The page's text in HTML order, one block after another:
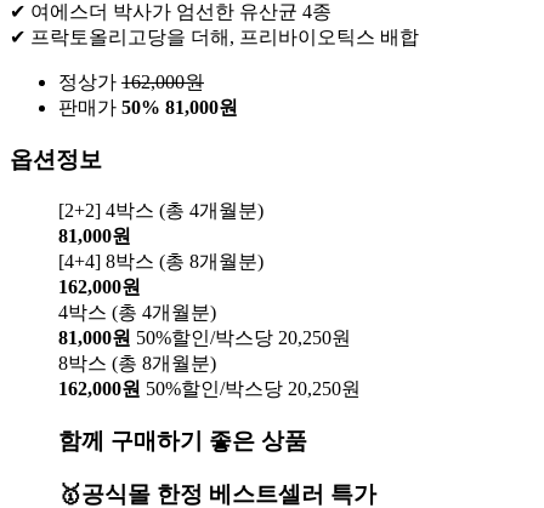
✔ 여에스더 박사가 엄선한 유산균 4종
✔ 프락토올리고당을 더해, 프리바이오틱스 배합
정상가 162,000원
판매가 50% 81,000원
옵션정보
[2+2] 4박스 (총 4개월분)
81,000원
[4+4] 8박스 (총 8개월분)
162,000원
4박스 (총 4개월분)
81,000원 50%할인/박스당 20,250원
8박스 (총 8개월분)
162,000원 50%할인/박스당 20,250원
함께 구매하기 좋은 상품
🥇공식몰 한정 베스트셀러 특가